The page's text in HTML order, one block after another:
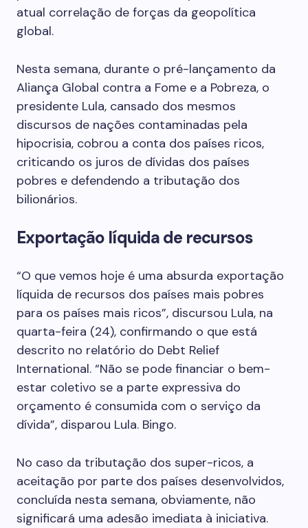
atual correlação de forças da geopolítica
global.
Nesta semana, durante o pré-lançamento da
Aliança Global contra a Fome e a Pobreza, o
presidente Lula, cansado dos mesmos
discursos de nações contaminadas pela
hipocrisia, cobrou a conta dos países ricos,
criticando os juros de dívidas dos países
pobres e defendendo a tributação dos
bilionários.
Exportação líquida de recursos
“O que vemos hoje é uma absurda exportação
líquida de recursos dos países mais pobres
para os países mais ricos”, discursou Lula, na
quarta-feira (24), confirmando o que está
descrito no relatório do Debt Relief
International. “Não se pode financiar o bem-
estar coletivo se a parte expressiva do
orçamento é consumida com o serviço da
dívida”, disparou Lula. Bingo.
No caso da tributação dos super-ricos, a
aceitação por parte dos países desenvolvidos,
concluída nesta semana, obviamente, não
significará uma adesão imediata à iniciativa.